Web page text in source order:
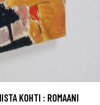
KOHTI : ROMAANI